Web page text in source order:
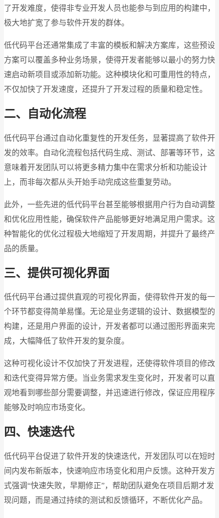
了开发难度，使得非专业开发人员也能参与到应用的构建中，
极大地扩宽了参与软件开发的群体。
低代码平台还通常集成了丰富的模板和解决方案库，这些预设
方案可以覆盖多种业务场景，使得开发者能够以最小的努力快
速启动新项目或添加新功能。这种模块化和可重用性的特点，
不仅加快了开发速度，还提升了开发过程的质量和稳定性。
二、自动化流程
低代码平台通过自动化重复性的开发任务，显著提高了软件开
发的效率。自动化流程包括代码生成、测试、部署等环节，这
意味着开发团队可以将更多精力集中在需求分析和功能设计
上，而非每次都从头开始手动完成这些重复劳动。
此外，一些先进的低代码平台甚至能够根据用户行为自动调整
和优化应用性能，确保软件产品能够更好地满足用户需求。这
种智能化的优化过程极大地缩短了开发周期，并提升了最终产
品的质量。
三、提供可视化界面
低代码平台通过提供直观的可视化界面，使得软件开发的每一
个环节都变得简单易懂。无论是业务逻辑的设计、数据模型的
构建，还是用户界面的设计，开发者都可以通过图形界面来完
成，大幅降低了软件开发的复杂度。
这种可视化设计不仅加快了开发进程，还使得软件项目的修改
和迭代变得异常方便。当业务需求发生变化时，开发者可以直
观地看到哪些部分需要调整，并迅速进行修改，保证应用程序
能够及时响应市场变化。
四、快速迭代
低代码平台促进了软件开发的快速迭代，开发团队可以在短时
间内发布新版本，快速响应市场变化和用户反馈。这种开发方
式强调“快速失败，早期修正”，帮助团队避免在项目后期才发
现问题，而是通过持续的测试和反馈循环，不断优化产品。